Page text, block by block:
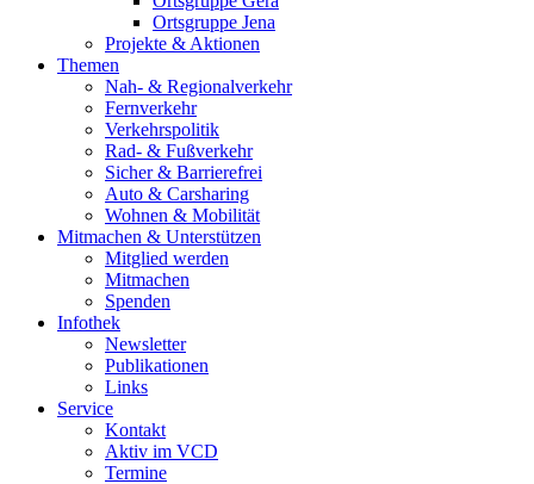
Ortsgruppe Jena
Projekte & Aktionen
Themen
Nah- & Regionalverkehr
Fernverkehr
Verkehrspolitik
Rad- & Fußverkehr
Sicher & Barrierefrei
Auto & Carsharing
Wohnen & Mobilität
Mitmachen & Unterstützen
Mitglied werden
Mitmachen
Spenden
Infothek
Newsletter
Publikationen
Links
Service
Kontakt
Aktiv im VCD
Termine